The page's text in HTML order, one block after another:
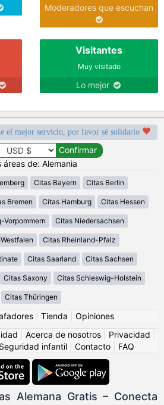
Moderadores que escuchan
Visitantes
Muy visitado
Lo mejor
el mejor servicio, por favor sé solidario
áreas de: Alemania
Citas Bayern Citas Berlin
Bremen Citas Hamburg Citas Hessen
Citas Niedersachsen
Citas Rheinland-Pfalz
Citas Saarland Citas Sachsen
Citas Saxony Citas Schleswig-Holstein
Citas Thüringen
Tienda
Opiniones
Acerca de nosotros Privacidad
Seguridad infantil Contacto FAQ
Alemana Gratis – Conecta